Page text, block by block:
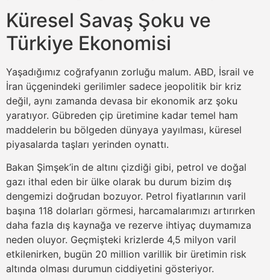
Küresel Savaş Şoku ve
Türkiye Ekonomisi
Yaşadığımız coğrafyanın zorluğu malum. ABD, İsrail ve
İran üçgenindeki gerilimler sadece jeopolitik bir kriz
değil, aynı zamanda devasa bir ekonomik arz şoku
yaratıyor. Gübreden çip üretimine kadar temel ham
maddelerin bu bölgeden dünyaya yayılması, küresel
piyasalarda taşları yerinden oynattı.
Bakan Şimşek’in de altını çizdiği gibi, petrol ve doğal
gazı ithal eden bir ülke olarak bu durum bizim dış
dengemizi doğrudan bozuyor. Petrol fiyatlarının varil
başına 118 dolarları görmesi, harcamalarımızı artırırken
daha fazla dış kaynağa ve rezerve ihtiyaç duymamıza
neden oluyor. Geçmişteki krizlerde 4,5 milyon varil
etkilenirken, bugün 20 million varillik bir üretimin risk
altında olması durumun ciddiyetini gösteriyor.